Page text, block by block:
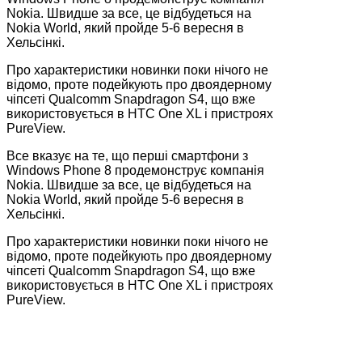
Nokia. Швидше за все, це відбудеться на
Nokia World, який пройде 5-6 вересня в
Хельсінкі.
Про характеристики новинки поки нічого не
відомо, проте подейкують про двоядерному
чіпсеті Qualcomm Snapdragon S4, що вже
використовується в HTC One XL і пристроях
PureView.
Все вказує на те, що перші смартфони з
Windows Phone 8 продемонструє компанія
Nokia. Швидше за все, це відбудеться на
Nokia World, який пройде 5-6 вересня в
Хельсінкі.
Про характеристики новинки поки нічого не
відомо, проте подейкують про двоядерному
чіпсеті Qualcomm Snapdragon S4, що вже
використовується в HTC One XL і пристроях
PureView.